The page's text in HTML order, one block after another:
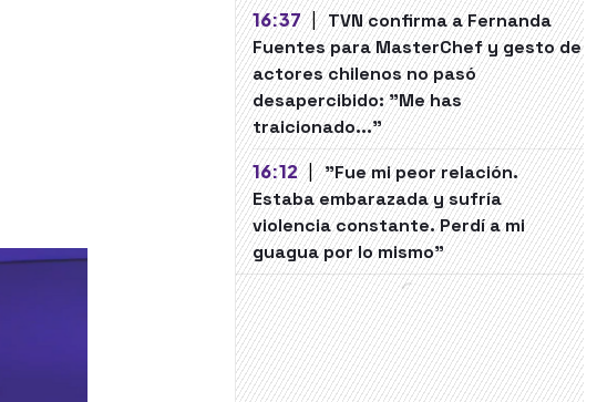
16:37 | TVN confirma a Fernanda
Fuentes para MasterChef y gesto de
actores chilenos no pasó
desapercibido: "Me has
traicionado..."
16:12 | "Fue mi peor relación.
Estaba embarazada y sufría
violencia constante. Perdí a mi
guagua por lo mismo"